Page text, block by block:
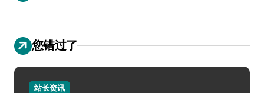
您错过了
站长资讯